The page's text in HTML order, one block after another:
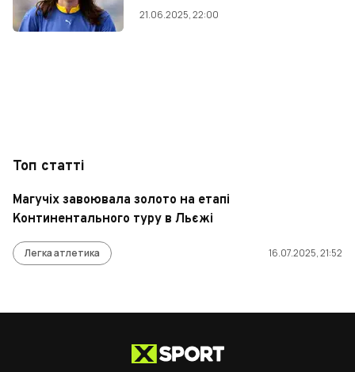
21.06.2025, 22:00
Топ статті
Магучіх завоювала золото на етапі
Континентального туру в Льєжі
Легка атлетика 16.07.2025, 21:52